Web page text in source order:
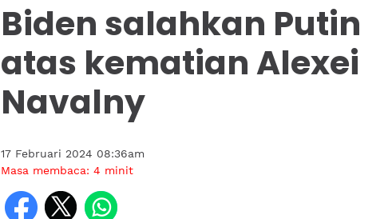
Biden salahkan Putin
atas kematian Alexei
Navalny
17 Februari 2024 08:36am
Masa membaca: 4 minit